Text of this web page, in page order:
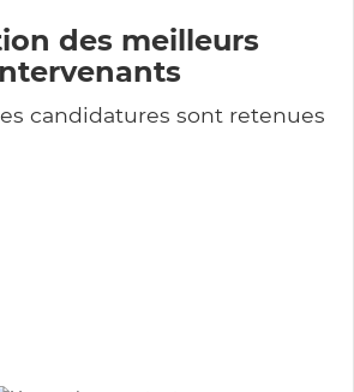
des meilleurs
candidatures sont retenues